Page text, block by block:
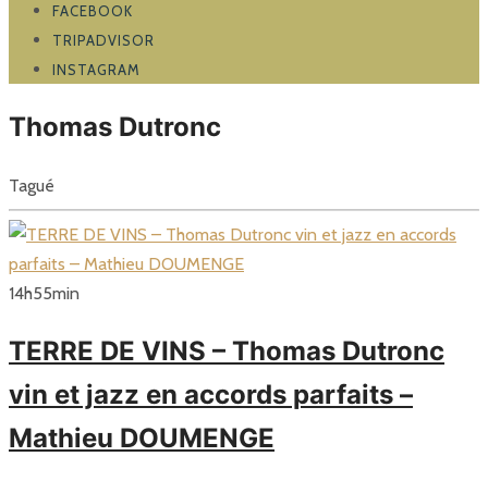
FACEBOOK
TRIPADVISOR
INSTAGRAM
Thomas Dutronc
Tagué
14h55min
TERRE DE VINS – Thomas Dutronc
vin et jazz en accords parfaits –
Mathieu DOUMENGE